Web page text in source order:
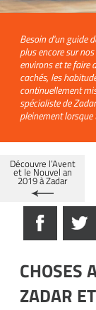
Besoin d'un guide
plus encore sur
environs et te faire
cachés, les
continuellement
spécialiste de
pleinement
Découvre l’Avent
et le Nouvel an
2019 à Zadar
CHOSES
ZADAR